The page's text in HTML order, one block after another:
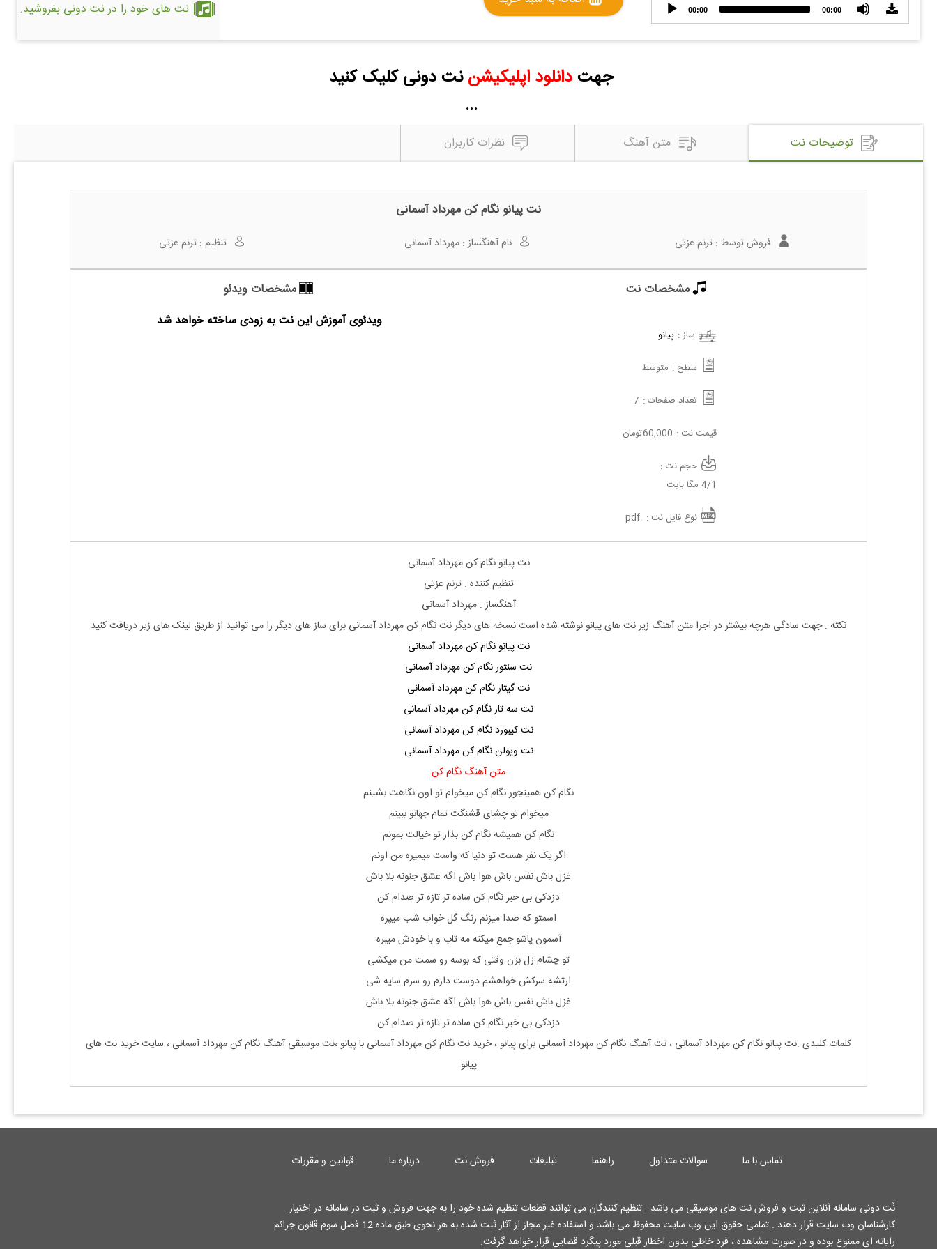
Audio
Player
00:00 00:00 نت های خود را در نت دونی بفروشید.
جهتدانلود اپلیکیشن نت دونی کلیک کنید
...
توضیحات نت متن آهنگ نظرات کاربران
نت پیانو نگام کن مهرداد آسمانی
فروش توسط :ترنم عزتی نام آهنگساز :مهرداد آسمانی تنظیم :ترنم عزتی
مشخصات نت
ساز : پیانو
سطح : متوسط
تعداد صفحات : 7
قیمت نت : 60,000تومان
حجم نت :
4/1 مگا بایت
نوع فایل نت : .pdf
مشخصات ویدئو
ویدئوی آموزش این نت به زودی ساخته خواهد شد
نت پیانو نگام کن مهرداد آسمانی
تنظیم کننده : ترنم عزتی
آهنگساز : مهرداد آسمانی
نکته : جهت سادگی هرچه بیشتر در اجرا متن آهنگ زیر نت های پیانو نوشته شده است نسخه های دیگر نتنگام کن مهرداد آسمانی برای ساز های دیگر را می توانید از طریق لینک های زیر دریافت کنید
نت پیانو نگام کن مهرداد آسمانی
نت سنتور نگام کن مهرداد آسمانی
نت گیتار نگام کن مهرداد آسمانی
نت سه تار نگام کن مهرداد آسمانی
نت کیبورد نگام کن مهرداد آسمانی
نت ویولن نگام کن مهرداد آسمانی
متن آهنگ نگام کن
نگام کن همینجور نگام کن میخوام تو اون نگاهت بشینم
میخوام تو چشای قشنگت تمام جهانو ببینم
نگام کن همیشه نگام کن بذار تو خیالت بمونم
اگر یک نفر هست تو دنیا که واست میمیره من اونم
غزل باش نفس باش هوا باش اگه عشق جنونه بلا باش
دزدکی بی خبر نگام کن ساده تر تازه تر صدام کن
اسمتو که صدا میزنم رنگ گل خواب شب میپره
آسمون پاشو جمع میکنه مه تاب و با خودش میبره
تو چشام زل بزن وقتی که بوسه رو سمت من میکشی
ارتشه سرکش خواهشم دوست دارم رو سرم سایه شی
غزل باش نفس باش هوا باش اگه عشق جنونه بلا باش
دزدکی بی خبر نگام کن ساده تر تازه تر صدام کن
کلمات کلیدی :نت پیانونگام کن مهرداد آسمانی ، نت آهنگ نگام کن مهرداد آسمانی برای پیانو ، خرید نتنگام کن مهرداد آسمانی با پیانو ،نت موسیقی آهنگ نگام کن مهرداد آسمانی ، سایت خرید نت های
پیانو
تماس با ما سوالات متداول راهنما تبلیغات فروش نت درباره ما قوانین و مقررات
نُت دونی سامانه آنلاین ثبت و فروش نت های موسیقی می باشد . تنظیم کنندگان می توانند قطعات تنظیم شده خود را به جهت فروش و ثبت در سامانه در اختیار
کارشناسان وب سایت قرار دهند . تمامی حقوق این وب سایت محفوظ می باشد و استفاده غیر مجاز از آثار ثبت شده به هر نحوی طبق ماده 12 فصل سوم قانون جرائم
رایانه ای ممنوع بوده و در صورت مشاهده ، فرد خاطی بدون اخطار قبلی مورد پیگرد قضایی قرار خواهد گرفت.